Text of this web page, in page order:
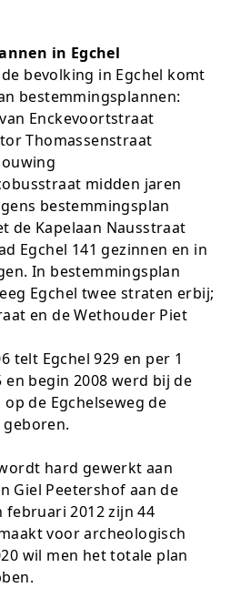
in Egchel
bevolking in Egchel komt
bestemmingsplannen:
Enckevoortstraat
Thomassenstraat
midden jaren
bestemmingsplan
de Kapelaan Nausstraat
Egchel 141 gezinnen en in
In bestemmingsplan
Egchel twee straten erbij;
en de Wethouder Piet
telt Egchel 929 en per 1
en begin 2008 werd bij de
de Egchelseweg de
hard gewerkt aan
Giel Peetershof aan de
februari 2012 zijn 44
voor archeologisch
wil men het totale plan